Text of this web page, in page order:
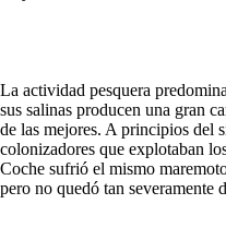
La actividad pesquera
sus salinas producen una gran
de las mejores. A principios del
colonizadores que explotaban
Coche sufrió el mismo
pero no quedó tan severamente